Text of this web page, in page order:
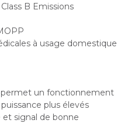
B Emissions
à usage domestique
permet un fonctionnement
plus élevés
signal de bonne